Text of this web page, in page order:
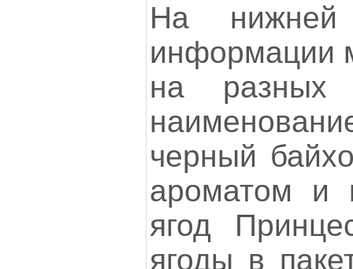
На нижней
информации
на разных
черный
ароматом и
ягод
ягоды в